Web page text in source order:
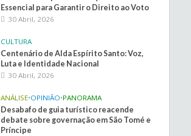
Essencial para Garantir o Direito ao Voto
30 Abril, 2026
CULTURA
Centenário de Alda Espírito Santo: Voz,
Luta e Identidade Nacional
30 Abril, 2026
ANÁLISE•OPINIÃO•PANORAMA
Desabafo de guia turístico reacende
debate sobre governação em São Tomé e
Príncipe